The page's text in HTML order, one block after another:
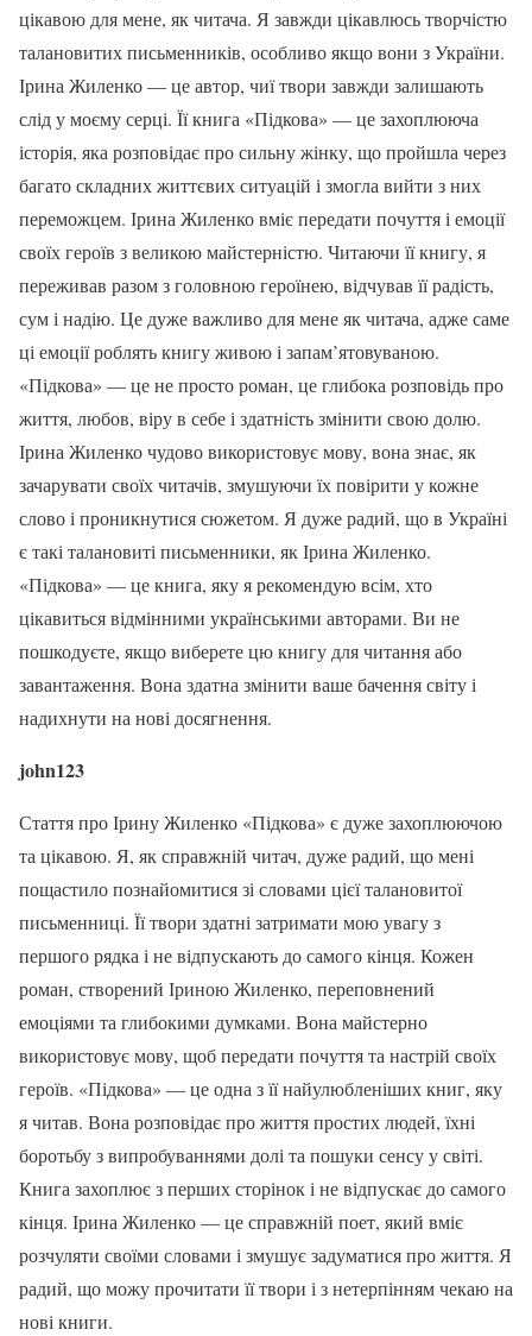
цікавою для мене, як читача. Я завжди цікавлюсь творчістю
талановитих письменників, особливо якщо вони з України.
Ірина Жиленко — це автор, чиї твори завжди залишають
слід у моєму серці. Її книга «Підкова» — це захоплююча
історія, яка розповідає про сильну жінку, що пройшла через
багато складних життєвих ситуацій і змогла вийти з них
переможцем. Ірина Жиленко вміє передати почуття і емоції
своїх героїв з великою майстерністю. Читаючи її книгу, я
переживав разом з головною героїнею, відчував її радість,
сум і надію. Це дуже важливо для мене як читача, адже саме
ці емоції роблять книгу живою і запам’ятовуваною.
«Підкова» — це не просто роман, це глибока розповідь про
життя, любов, віру в себе і здатність змінити свою долю.
Ірина Жиленко чудово використовує мову, вона знає, як
зачарувати своїх читачів, змушуючи їх повірити у кожне
слово і проникнутися сюжетом. Я дуже радий, що в Україні
є такі талановиті письменники, як Ірина Жиленко.
«Підкова» — це книга, яку я рекомендую всім, хто
цікавиться відмінними українськими авторами. Ви не
пошкодуєте, якщо виберете цю книгу для читання або
завантаження. Вона здатна змінити ваше бачення світу і
надихнути на нові досягнення.
john123
Стаття про Ірину Жиленко «Підкова» є дуже захоплюючою
та цікавою. Я, як справжній читач, дуже радий, що мені
пощастило познайомитися зі словами цієї талановитої
письменниці. Її твори здатні затримати мою увагу з
першого рядка і не відпускають до самого кінця. Кожен
роман, створений Іриною Жиленко, переповнений
емоціями та глибокими думками. Вона майстерно
використовує мову, щоб передати почуття та настрій своїх
героїв. «Підкова» — це одна з її найулюбленіших книг, яку
я читав. Вона розповідає про життя простих людей, їхні
боротьбу з випробуваннями долі та пошуки сенсу у світі.
Книга захоплює з перших сторінок і не відпускає до самого
кінця. Ірина Жиленко — це справжній поет, який вміє
розчуляти своїми словами і змушує задуматися про життя. Я
радий, що можу прочитати її твори і з нетерпінням чекаю на
нові книги.